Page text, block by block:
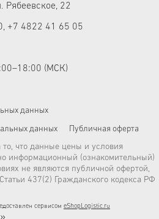
Рябеевское, 22
, +7 4822 41 65 05
(МСК)
данных
данных
Публичная оферта
что данные цены и условия
информационный (ознакомительный)
не являются публичной офертой,
437(2) Гражданского кодекса РФ
сервисом eShopLogistic.ru